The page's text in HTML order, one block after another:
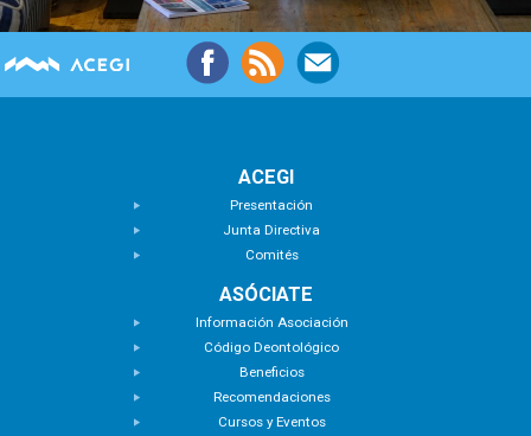
ACEGI
Presentación
Junta Directiva
Comités
ASÓCIATE
Información Asociación
Código Deontológico
Beneficios
Recomendaciones
Cursos y Eventos